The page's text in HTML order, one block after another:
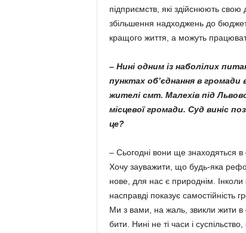
підприємств, які здійснюють свою
збільшення надходжень до
кращого життя, а можуть
– Нині одним із наболілих
пунктах об’єднан­ня в громади
жителі смт. Малехів під
місце­вої громади. Суд виніс
це?
– Сьогодні вони ще знаходяться в
Хочу зауважити, що будь-яка
нове, для нас є природнім. Інколи
насправді показує самостійність
Ми з вами, на жаль, звикли жити в
бити. Нині не ті часи і